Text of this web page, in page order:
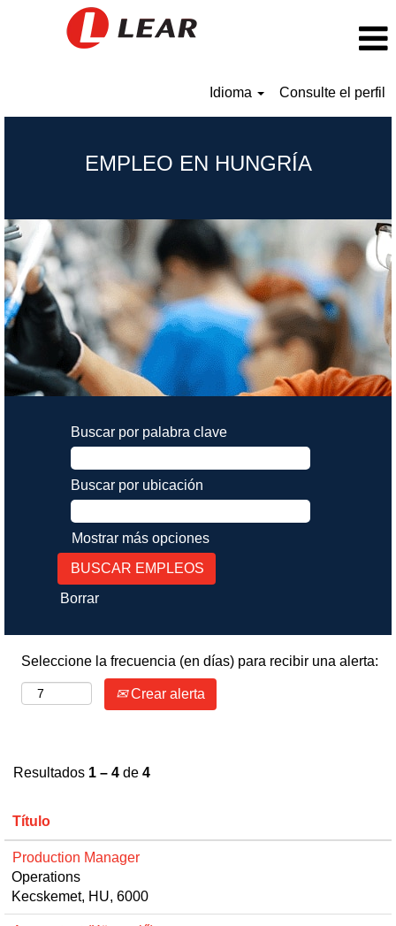
Idioma Consulte el perfil
EMPLEO EN HUNGRÍA
Buscar por palabra clave
Buscar por ubicación
Mostrar más opciones
Borrar
Seleccione la frecuencia (en días) para recibir una alerta:
Crear alerta
Resultados 1 – 4 de 4
Título
Production Manager
Operations
Kecskemet, HU, 6000